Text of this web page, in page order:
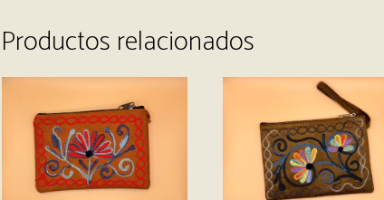
Productos relacionados